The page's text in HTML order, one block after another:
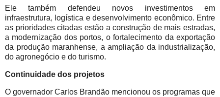
Ele também defendeu novos investimentos em
infraestrutura, logística e desenvolvimento econômico. Entre
as prioridades citadas estão a construção de mais estradas,
a modernização dos portos, o fortalecimento da exportação
da produção maranhense, a ampliação da industrialização,
do agronegócio e do turismo.
Continuidade dos projetos
O governador Carlos Brandão mencionou os programas que